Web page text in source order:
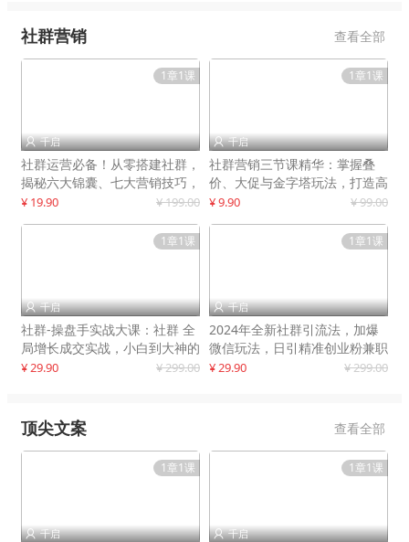
社群营销 查看全部
1章1课
 千启
社群运营必备！从零搭建社群，
揭秘六大锦囊、七大营销技巧，
打造火爆社群
¥ 19.90 ¥ 199.00
1章1课
 千启
社群营销三节课精华：掌握叠
价、大促与金字塔玩法，打造高
效营销体系
¥ 9.90 ¥ 99.00
1章1课
 千启
社群-操盘手实战大课：社群 全
局增长成交实战，小白到大神的
进阶之路
¥ 29.90 ¥ 299.00
1章1课
 千启
2024年全新社群引流法，加爆
微信玩法，日引精准创业粉兼职
粉200+
¥ 29.90 ¥ 299.00
顶尖文案 查看全部
1章1课
 千启
1章1课
 千启